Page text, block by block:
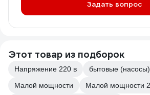
Задать вопрос
Этот товар из подборок
Напряжение 220 в
бытовые (насосы)
Малой мощности
Малой мощности